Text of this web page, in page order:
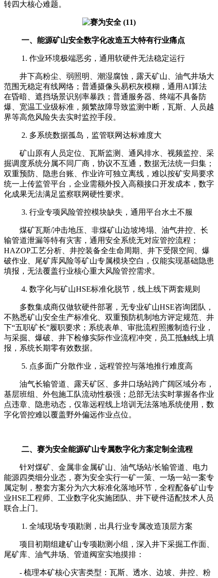
转四大核心难题。
一、能源矿山安全数字化改造五大特有行业痛点
1. 作业环境极端恶劣，通用软硬件无法稳定运行
井下高粉尘、弱照明、潮湿腐蚀，露天矿山、油气井场大
范围无稳定有线网络；普通摄像头易积灰模糊，通用AI算法
在昏暗、遮挡场景识别率暴跌；普通服务器、终端不具备防
爆、宽温工业级标准，频繁故障导致监测中断，瓦斯、人员越
界等高危风险失去实时监控手段。
2. 多系统数据孤岛，监管联网达标难度大
矿山原有人员定位、瓦斯监测、通风排水、视频监控、采
掘调度系统分属不同厂商，协议不互通，数据无法统一归集；
双重预防、隐患台账、作业许可独立离线，难以按矿安局要求
统一上传监管平台，企业需额外投入高额接口开发成本，数字
化成果无法满足监察联网硬性要求。
3. 行业专项风险管控模块缺失，通用平台水土不服
煤矿瓦斯/冲击地压、非煤矿山边坡垮塌、油气井控、长
输管道泄漏等特有灾害，通用安全系统无对应管控流程；
HAZOP工艺分析、井控装备全生命周期、井下受限空间、爆
破作业、尾矿库风险等矿山专属模块空白，仅能实现基础隐患
填报，无法覆盖行业核心重大风险管控需求。
4. 数字化与矿山HSE标准化脱节，线上线下两套规则
多数集成商仅做软硬件部署，无专业矿山HSE咨询团队，
不熟悉矿山安全生产标准化、双重预防机制地方评定规范、井
下“五职矿长”履职要求；系统表单、审批流程照搬制造行业，
与采掘、爆破、井下检修实际作业流程冲突，员工抵触线上填
报，系统长期零有效数据。
5. 点多面广分散作业，远程管控与落地推行难度高
油气长输管道、露天矿区、多井口场站跨广阔区域分布，
基层班组、外包施工队流动性极强；总部无法实时掌握各作业
点违章、隐患动态，仅靠远程线上培训无法落地系统使用，数
字化管控难以覆盖野外偏远作业点位。
二、赛为安全能源矿山专属数字化方案定制全流程
针对煤矿、金属非金属矿山、油气场站/长输管道、电力
能源四类细分业态，赛为安全实行一矿一策、一场一站一案专
属定制，整套方案分为六大标准化落地环节，全程配备矿山专
业HSE工程师、工业数字化实施团队、井下硬件适配技术人员
联合上门。
1. 全域现场专项勘测，出具行业专属改造顶层方案
项目初期组建矿山专项勘测小组，深入井下采掘工作面、
尾矿库、油气井场、管道阀室实地摸排：
- 梳理本矿核心灾害类型：瓦斯、透水、边坡、井控、粉